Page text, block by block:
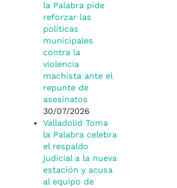
la Palabra pide
reforzar las
políticas
municipales
contra la
violencia
machista ante el
repunte de
asesinatos
30/07/2026
Valladolid Toma
la Palabra celebra
el respaldo
judicial a la nueva
estación y acusa
al equipo de